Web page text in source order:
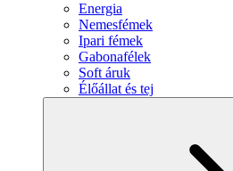
Energia
Nemesfémek
Ipari fémek
Gabonafélek
Soft áruk
Élőállat és tej